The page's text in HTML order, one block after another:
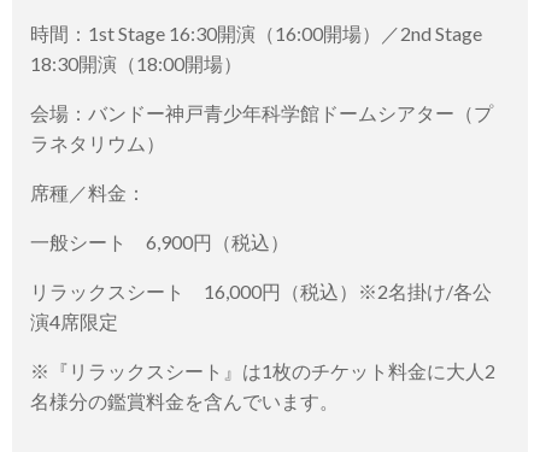
時間：1st Stage 16:30開演（16:00開場）／2nd Stage
18:30開演（18:00開場）
会場：バンドー神戸青少年科学館ドームシアター（プ
ラネタリウム）
席種／料金：
一般シート 6,900円（税込）
リラックスシート 16,000円（税込）※2名掛け/各公
演4席限定
※『リラックスシート』は1枚のチケット料金に大人2
名様分の鑑賞料金を含んでいます。